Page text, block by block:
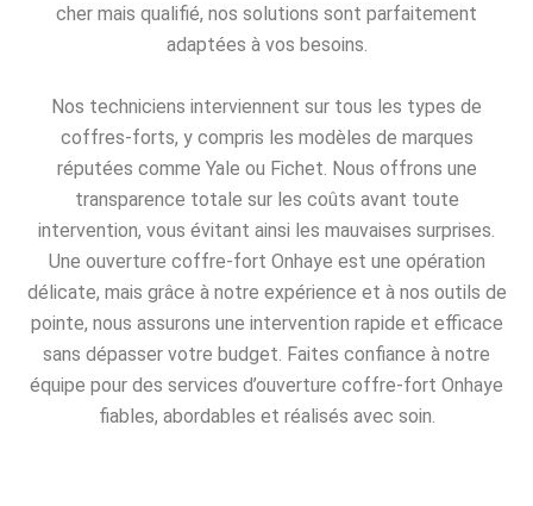
cher mais qualifié, nos solutions sont parfaitement
adaptées à vos besoins.
Nos techniciens interviennent sur tous les types de
coffres-forts, y compris les modèles de marques
réputées comme Yale ou Fichet. Nous offrons une
transparence totale sur les coûts avant toute
intervention, vous évitant ainsi les mauvaises surprises.
Une ouverture coffre-fort Onhaye est une opération
délicate, mais grâce à notre expérience et à nos outils de
pointe, nous assurons une intervention rapide et efficace
sans dépasser votre budget. Faites confiance à notre
équipe pour des services d’ouverture coffre-fort Onhaye
fiables, abordables et réalisés avec soin.